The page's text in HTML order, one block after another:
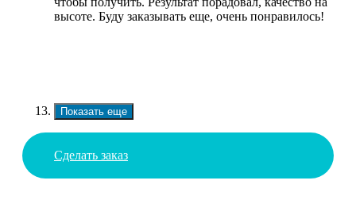
высоте. Буду заказывать еще, очень понравилось!
Показать еще
Сделать заказ